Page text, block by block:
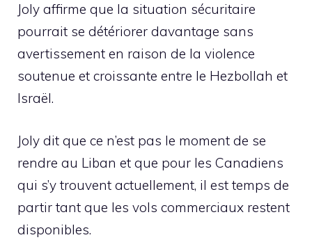
Joly affirme que la situation sécuritaire
pourrait se détériorer davantage sans
avertissement en raison de la violence
soutenue et croissante entre le Hezbollah et
Israël.
Joly dit que ce n’est pas le moment de se
rendre au Liban et que pour les Canadiens
qui s’y trouvent actuellement, il est temps de
partir tant que les vols commerciaux restent
disponibles.